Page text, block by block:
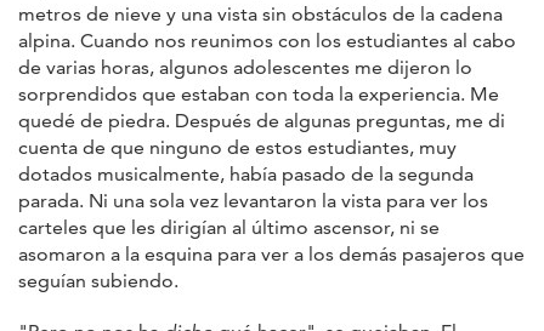
metros de nieve y una vista sin obstáculos de la cadena
alpina. Cuando nos reunimos con los estudiantes al cabo
de varias horas, algunos adolescentes me dijeron lo
sorprendidos que estaban con toda la experiencia. Me
quedé de piedra. Después de algunas preguntas, me di
cuenta de que ninguno de estos estudiantes, muy
dotados musicalmente, había pasado de la segunda
parada. Ni una sola vez levantaron la vista para ver los
carteles que les dirigían al último ascensor, ni se
asomaron a la esquina para ver a los demás pasajeros que
seguían subiendo.